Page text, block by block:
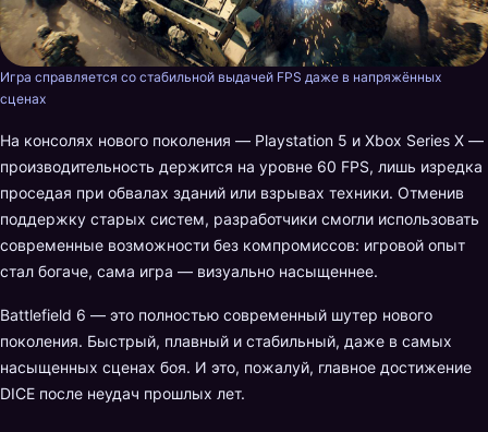
Игра справляется со стабильной выдачей FPS даже в напряжённых
сценах
На консолях нового поколения — Playstation 5 и Xbox Series X —
производительность держится на уровне 60 FPS, лишь изредка
проседая при обвалах зданий или взрывах техники. Отменив
поддержку старых систем, разработчики смогли использовать
современные возможности без компромиссов: игровой опыт
стал богаче, сама игра — визуально насыщеннее.
Battlefield 6 — это полностью современный шутер нового
поколения. Быстрый, плавный и стабильный, даже в самых
насыщенных сценах боя. И это, пожалуй, главное достижение
DICE после неудач прошлых лет.